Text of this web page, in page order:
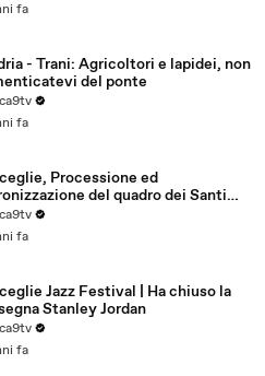
fa
- Trani: Agricoltori e lapidei, non
del ponte
fa
Processione ed
del quadro dei Santi
fa
Jazz Festival | Ha chiuso la
Stanley Jordan
fa